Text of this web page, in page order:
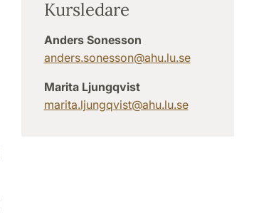
Kursledare
Anders Sonesson
anders.sonesson@ahu.lu.se
Marita Ljungqvist
marita.ljungqvist@ahu.lu.se